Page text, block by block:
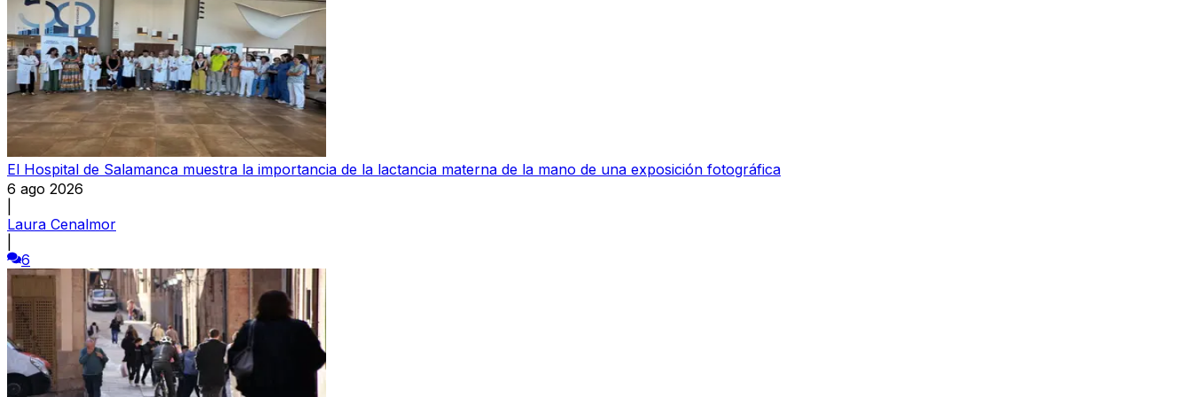
El Hospital de Salamanca muestra la importancia de la lactancia materna de la mano de una exposición fotográfica
6 ago 2026
Laura Cenalmor
6